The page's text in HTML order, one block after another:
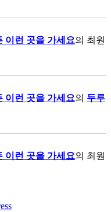
이런 곳을 가세요의 최원
이런 곳을 가세요의 두루
이런 곳을 가세요의 최원